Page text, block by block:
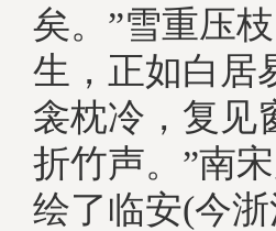
矣。”雪重压
生，正如白居
衾枕冷，复见
折竹声。”南
绘了临安(今